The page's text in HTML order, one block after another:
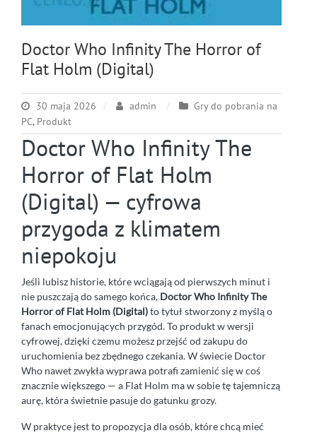
Doctor Who Infinity The Horror of
Flat Holm (Digital)
30 maja 2026 admin
Gry do pobrania na
PC, Produkt
Doctor Who Infinity The
Horror of Flat Holm
(Digital) — cyfrowa
przygoda z klimatem
niepokoju
Jeśli lubisz historie, które wciągają od pierwszych minut i
nie puszczają do samego końca, Doctor Who Infinity The
Horror of Flat Holm (Digital)to tytuł stworzony z myślą o
fanach emocjonujących przygód. To produkt w wersji
cyfrowej, dzięki czemu możesz przejść od zakupu do
uruchomienia bez zbędnego czekania. W świecie Doctor
Who nawet zwykła wyprawa potrafi zamienić się w coś
znacznie większego — a Flat Holm ma w sobie tę tajemniczą
aurę, która świetnie pasuje do gatunku grozy.
W praktyce jest to propozycja dla osób, które chcą mieć